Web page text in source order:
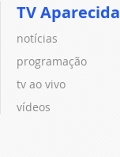
TV Aparecida
notícias
programação
tv ao vivo
vídeos